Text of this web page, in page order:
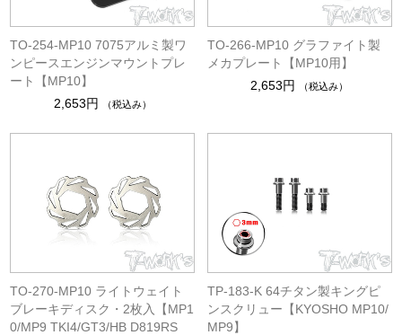
TO-254-MP10 7075アルミ製ワ
ンピースエンジンマウントプレ
ート【MP10】
2,653円
（税込み）
TO-266-MP10 グラファイト製
メカプレート【MP10用】
2,653円
（税込み）
TO-270-MP10 ライトウェイト
ブレーキディスク・2枚入【MP1
0/MP9 TKI4/GT3/HB D819RS
TP-183-K 64チタン製キングピ
ンスクリュー【KYOSHO MP10/
MP9】